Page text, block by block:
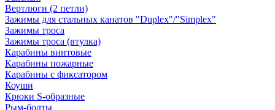
Вертлюги (2 петли)
Зажимы для стальных канатов "Duplex"/"Simplex"
Зажимы троса
Зажимы троса (втулка)
Карабины винтовые
Карабины пожарные
Карабины с фиксатором
Коуши
Крюки S-образные
Рым-болты